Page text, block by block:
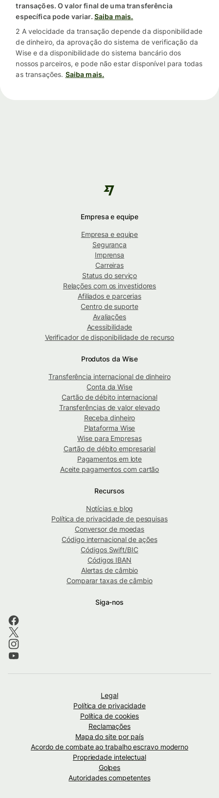
transações. O valor final de uma transferência
específica pode variar. Saiba mais.
2 A velocidade da transação depende da disponibilidade
de dinheiro, da aprovação do sistema de verificação da
Wise e da disponibilidade do sistema bancário dos
nossos parceiros, e pode não estar disponível para todas
as transações. Saiba mais.
Empresa e equipe
Empresa e equipe
Segurança
Imprensa
Carreiras
Status do serviço
Relações com os investidores
Afiliados e parcerias
Centro de suporte
Avaliações
Acessibilidade
Verificador de disponibilidade de recurso
Produtos da Wise
Transferência internacional de dinheiro
Conta da Wise
Cartão de débito internacional
Transferências de valor elevado
Receba dinheiro
Plataforma Wise
Wise para Empresas
Cartão de débito empresarial
Pagamentos em lote
Aceite pagamentos com cartão
Recursos
Notícias e blog
Política de privacidade de pesquisas
Conversor de moedas
Código internacional de ações
Códigos Swift/BIC
Códigos IBAN
Alertas de câmbio
Comparar taxas de câmbio
Siga-nos
Legal
Política de privacidade
Política de cookies
Reclamações
Mapa do site por país
Acordo de combate ao trabalho escravo moderno
Propriedade intelectual
Golpes
Autoridades competentes